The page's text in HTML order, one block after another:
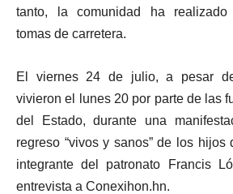
tanto, la comunidad ha realizado
tomas de carretera.
El viernes 24 de julio, a pesar
vivieron el lunes 20 por parte de las
del Estado, durante una
regreso “vivos y sanos” de los hijos
integrante del patronato Francis
entrevista a Conexihon.hn.